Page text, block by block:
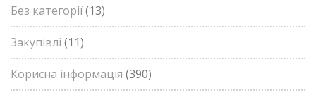
Без категорії(13)
Закупівлі (11)
Корисна інформація (390)